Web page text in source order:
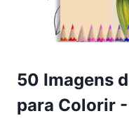
50 Imagens
para Colorir -